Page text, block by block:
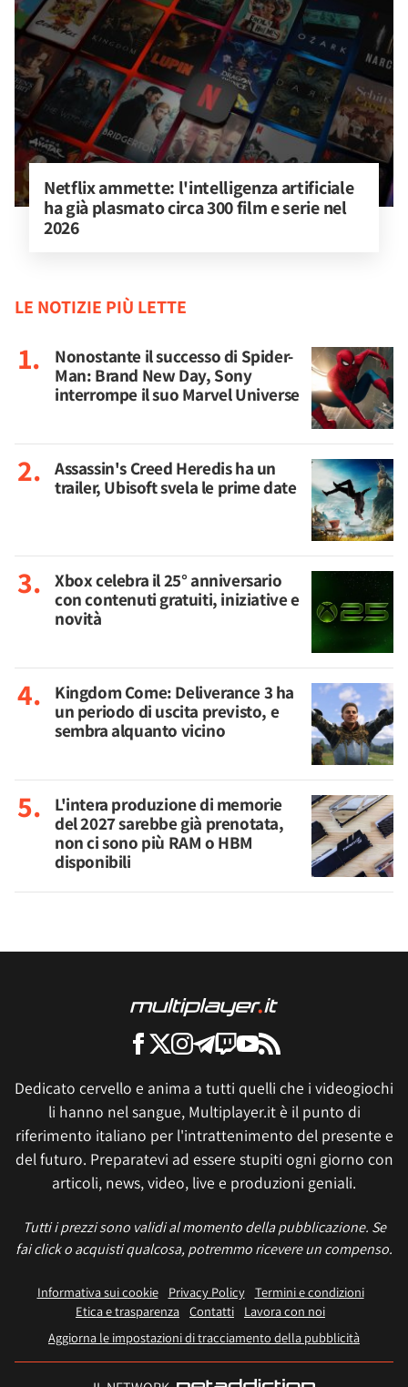
Netflix ammette: l'intelligenza artificiale
ha già plasmato circa 300 film e serie nel
2026
LE NOTIZIE PIÙ LETTE
Nonostante il successo di Spider-
Man: Brand New Day, Sony
interrompe il suo Marvel Universe
Assassin's Creed Heredis ha un
trailer, Ubisoft svela le prime date
Xbox celebra il 25° anniversario
con contenuti gratuiti, iniziative e
novità
Kingdom Come: Deliverance 3 ha
un periodo di uscita previsto, e
sembra alquanto vicino
L'intera produzione di memorie
del 2027 sarebbe già prenotata,
non ci sono più RAM o HBM
disponibili
Dedicato cervello e anima a tutti quelli che i videogiochi
li hanno nel sangue, Multiplayer.it è il punto di
riferimento italiano per l'intrattenimento del presente e
del futuro. Preparatevi ad essere stupiti ogni giorno con
articoli, news, video, live e produzioni geniali.
Tutti i prezzi sono validi al momento della pubblicazione. Se
fai click o acquisti qualcosa, potremmo ricevere un compenso.
Informativa sui cookie Privacy Policy
Termini e condizioni
Etica e trasparenza Contatti
Lavora con noi
Aggiorna le impostazioni di tracciamento della pubblicità